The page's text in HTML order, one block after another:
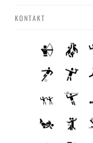
KONTAKT